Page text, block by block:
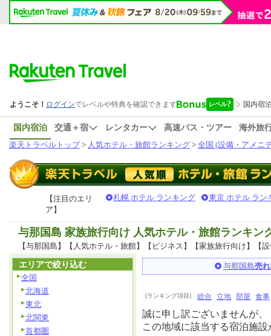
国内宿泊 交通＋宿 レンタカー 高速バス・ツアー
海外旅
楽天トラベルトップ> 人気ホテル・旅館ランキング > 全国 (設備・アメニ
【注目のエリ
ア】
札幌 ホテル ランキング 東京 ホテル ラン
与那国島 家族旅行向け 人気ホテル・旅館ランキン
【与那国島】【人気ホテル・旅館】【ビジネス】【家族旅行向け】【
与那国島売
[ランキング項目] 総合 立地 部屋 食事
誠に申し訳ございませんが、
この地域に該当する宿泊施
エリアで絞り込む
全国
北海道
東北
北関東
首都圏